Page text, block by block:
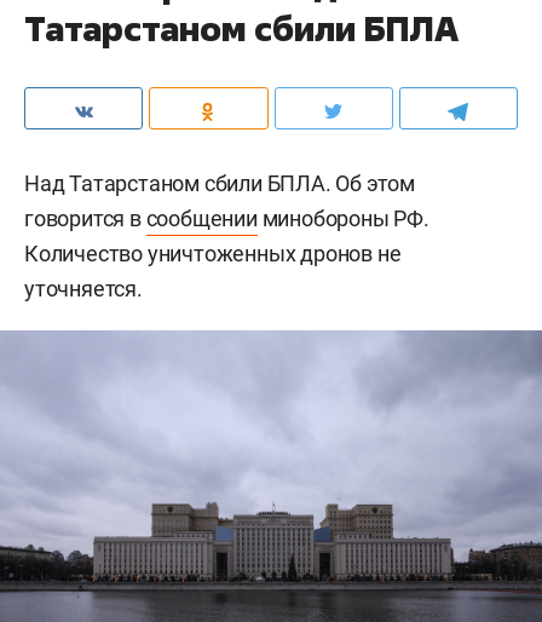
Татарстаном сбили БПЛА
Над Татарстаном сбили БПЛА. Об этом
говорится всообщении минобороны РФ.
Количество уничтоженных дронов не
уточняется.